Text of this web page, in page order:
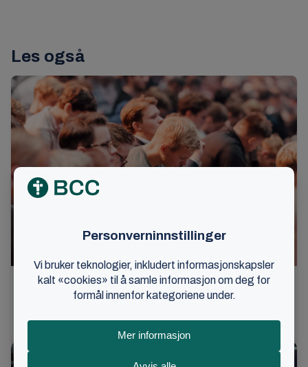
Les også
Derfor feirer vi påske
21. mars 2024